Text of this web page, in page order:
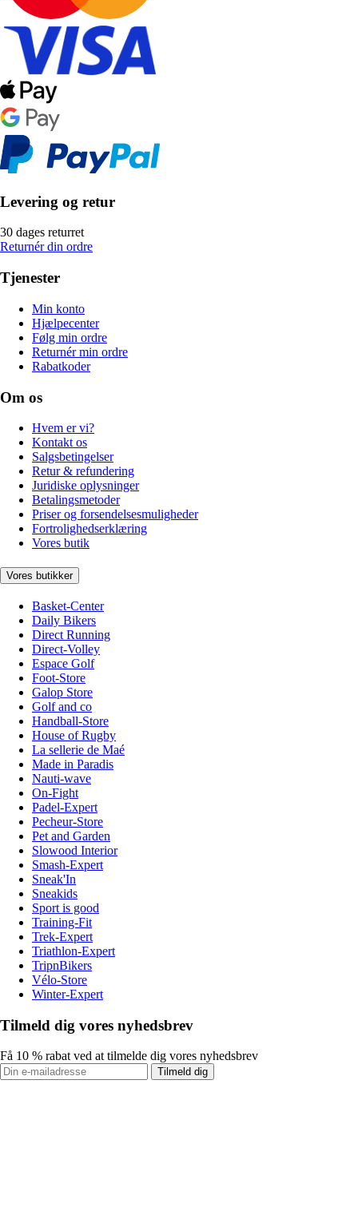
Levering og retur
30 dages returret
Returnér din ordre
Tjenester
Min konto
Hjælpecenter
Følg min ordre
Returnér min ordre
Rabatkoder
Om os
Hvem er vi?
Kontakt os
Salgsbetingelser
Retur & refundering
Juridiske oplysninger
Betalingsmetoder
Priser og forsendelsesmuligheder
Fortrolighedserklæring
Vores butik
Vores butikker
Basket-Center
Daily Bikers
Direct Running
Direct-Volley
Espace Golf
Foot-Store
Galop Store
Golf and co
Handball-Store
House of Rugby
La sellerie de Maé
Made in Paradis
Nauti-wave
On-Fight
Padel-Expert
Pecheur-Store
Pet and Garden
Slowood Interior
Smash-Expert
Sneak'In
Sneakids
Sport is good
Training-Fit
Trek-Expert
Triathlon-Expert
TripnBikers
Vélo-Store
Winter-Expert
Tilmeld dig vores nyhedsbrev
Få 10 % rabat ved at tilmelde dig vores nyhedsbrev
Tilmeld dig